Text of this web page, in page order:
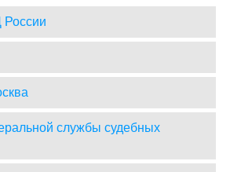
службы судебных